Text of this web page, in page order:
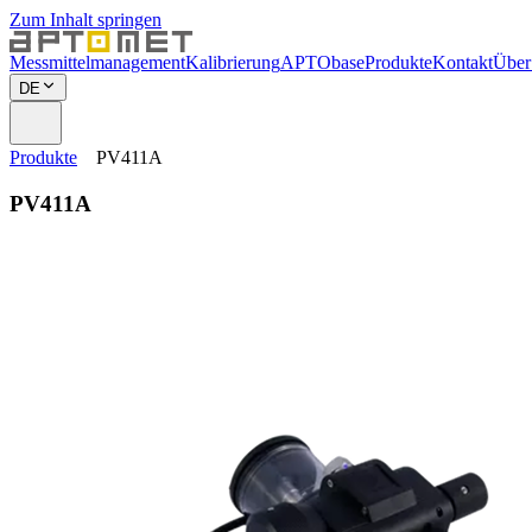
Zum Inhalt springen
MessmittelmanagementKalibrierungAPTObaseProdukteKontakt
DE
Produkte PV411A
PV411A